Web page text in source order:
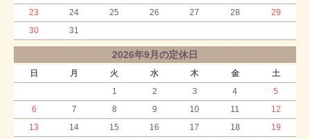
23
24 25 26 27 28
29
30
31
2026年9月の定休日
日 月 火 水 木 金
土
1
2 3 4
5
6
7 8 9 10 11
12
13
14 15 16 17 18
19